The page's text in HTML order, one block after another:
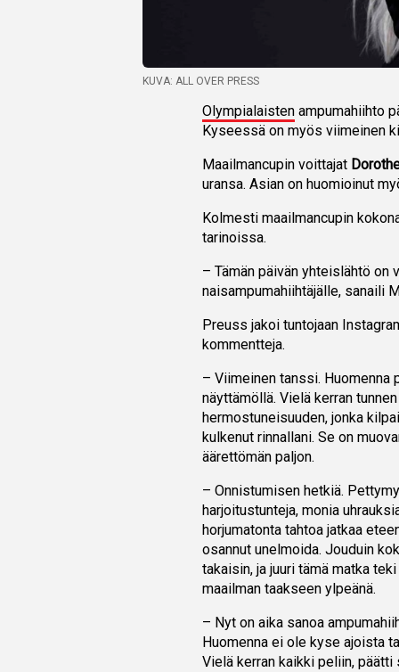
KUVA: ALL OVER PRESS
Olympialaisten ampumahiihto
Kyseessä on myös viimeinen
Maailmancupin voittajat
uransa. Asian on huomioinut
Kolmesti maailmancupin
tarinoissa.
– Tämän päivän yhteislähtö on
naisampumahiihtäjälle, sanaili
Preuss jakoi tuntojaan
kommentteja.
– Viimeinen tanssi. Huomenna
näyttämöllä. Vielä kerran
hermostuneisuuden, jonka
kulkenut rinnallani. Se on
äärettömän paljon.
– Onnistumisen hetkiä.
harjoitustunteja, monia
horjumatonta tahtoa jatkaa
osannut unelmoida. Jouduin
takaisin, ja juuri tämä matka
maailman taakseen ylpeänä.
– Nyt on aika sanoa
Huomenna ei ole kyse ajoista
Vielä kerran kaikki peliin, päätti